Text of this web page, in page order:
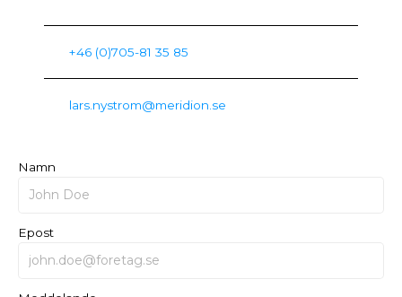
+46 (0)705-81 35 85
lars.nystrom@meridion.se
Namn
Epost